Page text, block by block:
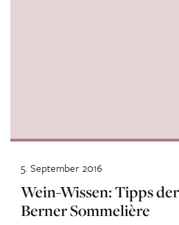
Wein-Wissen: Tipps
Berner Sommelière
5. September 2016